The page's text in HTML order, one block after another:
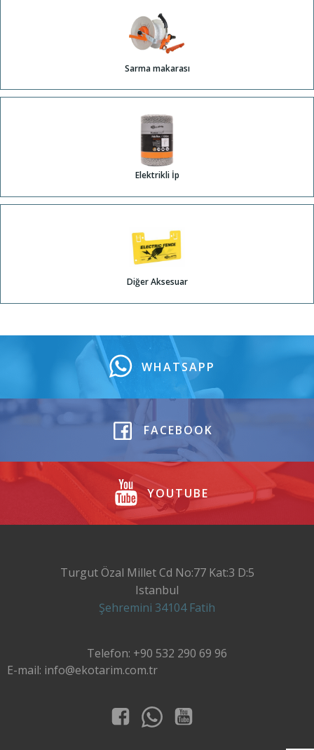
Sarma makarası
Elektrikli İp
Diğer Aksesuar
WHATSAPP
FACEBOOK
YOUTUBE
Turgut Özal Millet Cd No:77 Kat:3 D:5
Istanbul
Şehremini 34104 Fatih
Telefon: +90 532 290 69 96
E-mail: info@ekotarim.com.tr